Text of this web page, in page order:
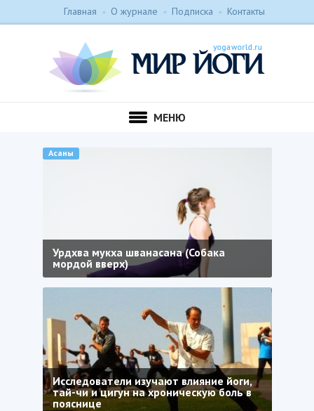
Главная О журнале Подписка Контакты
МЕНЮ
Урдхва мукха шванасана (Собака
мордой вверх)
Асаны
Исследователи изучают влияние йоги,
тай-чи и цигун на хроническую боль в
пояснице